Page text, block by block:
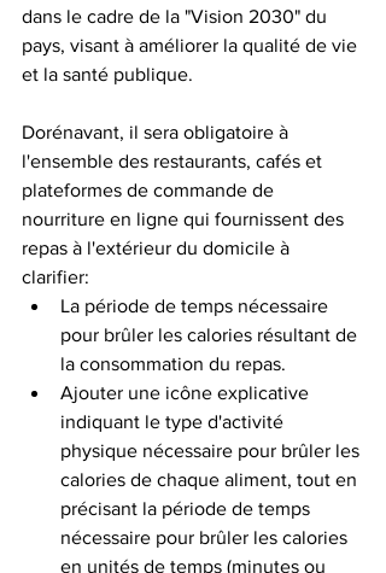
dans le cadre de la "Vision 2030" du
pays, visant à améliorer la qualité de vie
et la santé publique.
Dorénavant, il sera obligatoire à
l'ensemble des restaurants, cafés et
plateformes de commande de
nourriture en ligne qui fournissent des
repas à l'extérieur du domicile à
clarifier:
La période de temps nécessaire
pour brûler les calories résultant de
la consommation du repas.
Ajouter une icône explicative
indiquant le type d'activité
physique nécessaire pour brûler les
calories de chaque aliment, tout en
précisant la période de temps
nécessaire pour brûler les calories
en unités de temps (minutes ou